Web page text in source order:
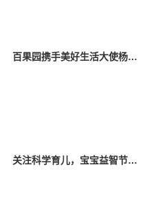
百果园携手美好生活大使杨幂，关爱中国儿童少年基金会困境儿童
关注科学育儿，宝宝益智节目《528宝宝智趣欢乐汇》定档